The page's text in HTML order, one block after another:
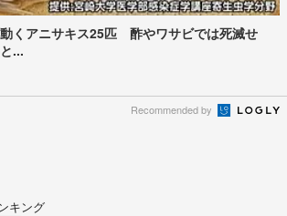
動くアニサキス25匹 酢やワサビでは死滅せ
...
Recommended by
キング